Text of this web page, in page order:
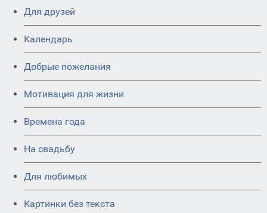
Для друзей
Календарь
Добрые пожелания
Мотивация для жизни
Времена года
На свадьбу
Для любимых
Картинки без текста